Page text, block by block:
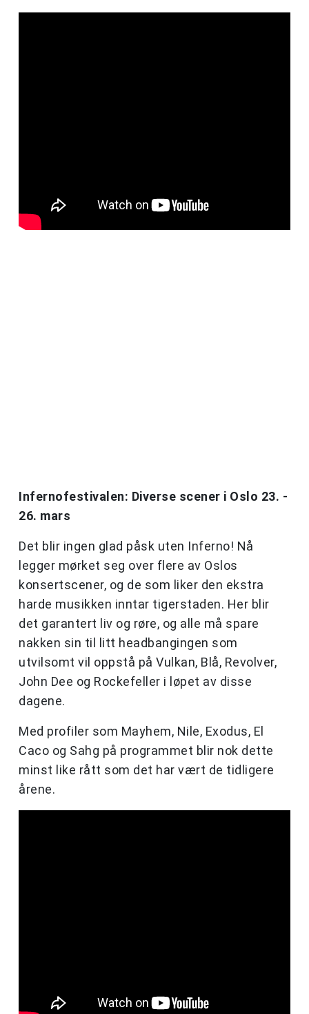
Infernofestivalen: Diverse scener i Oslo 23. -
26. mars
Det blir ingen glad påsk uten Inferno! Nå
legger mørket seg over flere av Oslos
konsertscener, og de som liker den ekstra
harde musikken inntar tigerstaden. Her blir
det garantert liv og røre, og alle må spare
nakken sin til litt headbangingen som
utvilsomt vil oppstå på Vulkan, Blå, Revolver,
John Dee og Rockefeller i løpet av disse
dagene.
Med profiler som Mayhem, Nile, Exodus, El
Caco og Sahg på programmet blir nok dette
minst like rått som det har vært de tidligere
årene.